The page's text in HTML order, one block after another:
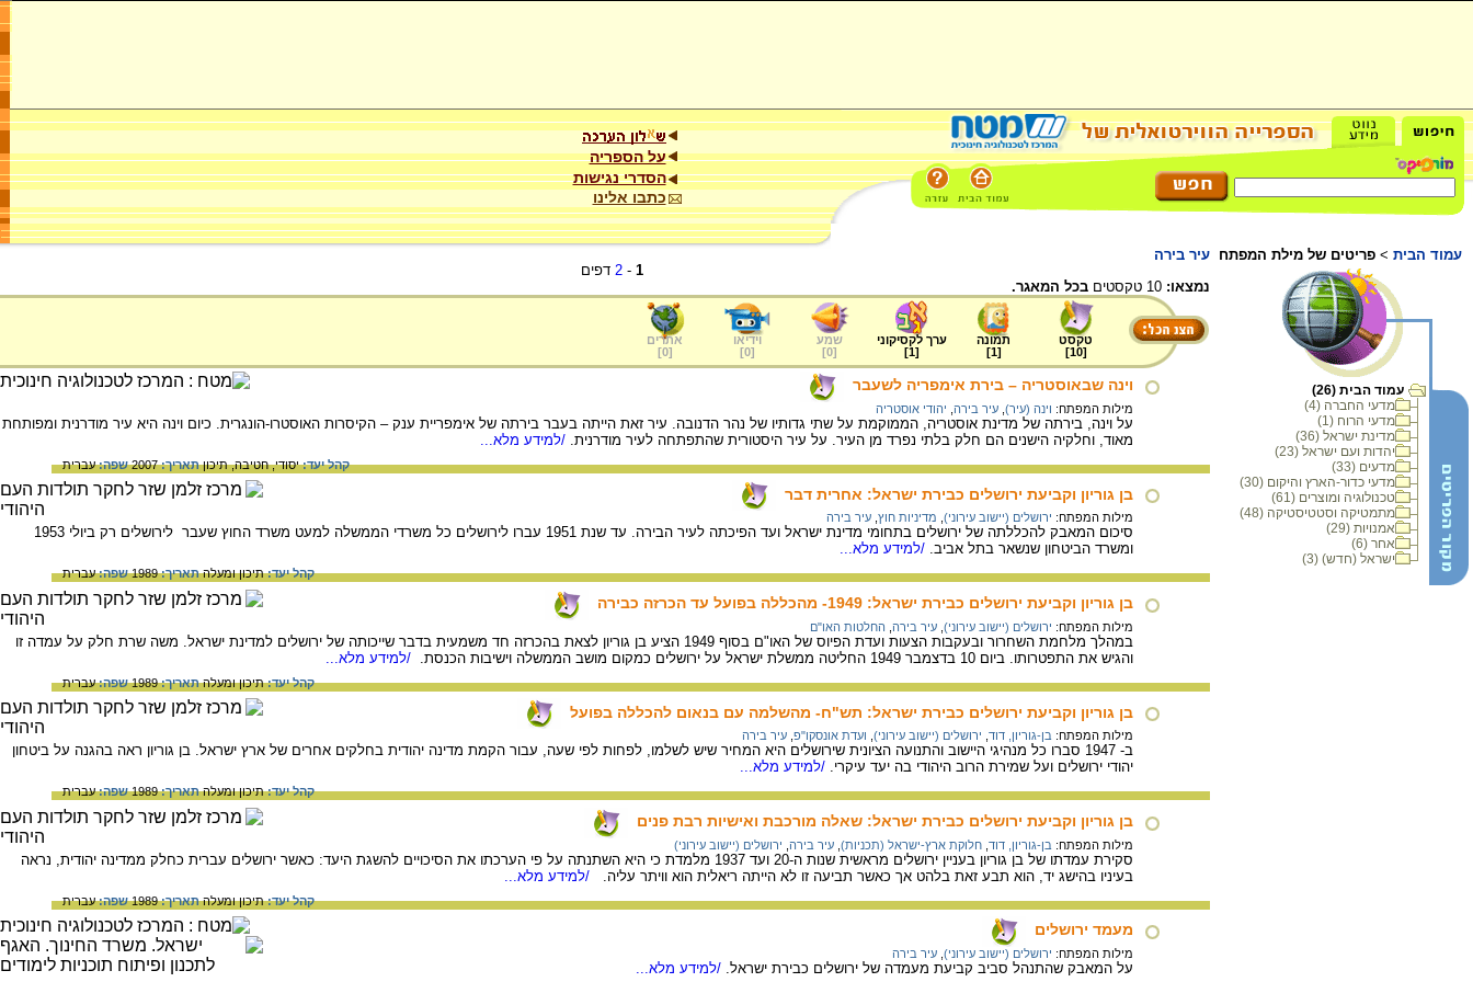
על הספריה
הסדרי נגישות
כתבו אלינו
עמוד הבית > פריטים של מילת המפתח עיר בירה
עמוד הבית (26)
מדעי החברה (4)
מדעי הרוח (1)
מדינת ישראל (36)
יהדות ועם ישראל (23)
מדעים (33)
מדעי כדור-הארץ והיקום (30)
טכנולוגיה ומוצרים (61)
מתמטיקה וסטטיסטיקה (48)
אמנויות (29)
אחר (6)
ישראל (חדש) (3)
1
-
2 דפים
נמצאו:
בכל המאגר.
טקסט
[
10
]
תמונה
[
1
]
ערך לקסיקוני
[
1
]
שמע
[
0
]
וידיאו
[
0
]
אתרים
[
0
]
וינה שבאוסטריה – בירת אימפריה לשעבר
מילות המפתח: וינה (עיר) עיר בירה יהודי אוסטריה
על וינה, בירתה של מדינת אוסטריה, הממוקמת על שתי גדותיו של נהר הדנובה. עיר זאת הייתה בעבר בירתה של אימפריית ענק – הקיסרות האוסטרו-הונגרית. כיום וינה היא עיר מודרנית ומפותחת
מאוד, וחלקיה הישנים הם חלק בלתי נפרד מן העיר. על עיר היסטורית שהתפתחה לעיר מודרנית. /למידע מלא...
קהל יעד:יסודי,חטיבה,תיכוןתאריך:2007 שפה:עברית
בן גוריון וקביעת ירושלים כבירת ישראל: אחרית דבר
מילות המפתח: ירושלים (יישוב עירוני) מדיניות חוץ עיר בירה
סיכום המאבק להכללתה של ירושלים בתחומי מדינת ישראל ועד הפיכתה לעיר הבירה. עד שנת 1951 עברו לירושלים כל משרדי הממשלה למעט משרד החוץ שעבר לירושלים רק ביולי 1953
ומשרד הביטחון שנשאר בתל אביב. /למידע מלא...
קהל יעד:תיכון ומעלהתאריך:1989 שפה:עברית
בן גוריון וקביעת ירושלים כבירת ישראל: 1949- מהכללה בפועל עד הכרזה כבירה
מילות המפתח: ירושלים (יישוב עירוני) עיר בירה החלטות האו"ם
במהלך מלחמת השחרור ובעקבות הצעות ועדת הפיוס של האו"ם בסוף 1949 הציע בן גוריון לצאת בהכרזה חד משמעית בדבר שייכותה של ירושלים למדינת ישראל. משה שרת חלק על עמדה זו
והגיש את התפטרותו. ביום 10 בדצמבר 1949 החליטה ממשלת ישראל על ירושלים כמקום מושב הממשלה וישיבות הכנסת.
/למידע מלא...
קהל יעד:תיכון ומעלהתאריך:1989 שפה:עברית
בן גוריון וקביעת ירושלים כבירת ישראל: תש"ח- מהשלמה עם בנאום להכללה בפועל
מילות המפתח: בן-גוריון, דוד ירושלים (יישוב עירוני) ועדת אונסקו"פ עיר בירה
ב- 1947 סברו כל מנהיגי היישוב והתנועה הציונית שירושלים היא המחיר שיש לשלמו, לפחות לפי שעה, עבור הקמת מדינה יהודית בחלקים אחרים של ארץ ישראל. בן גוריון ראה בהגנה על ביטחון
יהודי ירושלים ועל שמירת הרוב היהודי בה יעד עיקרי. /למידע מלא...
קהל יעד:תיכון ומעלהתאריך:1989 שפה:עברית
בן גוריון וקביעת ירושלים כבירת ישראל: שאלה מורכבת ואישיות רבת פנים
מילות המפתח: בן-גוריון, דוד חלוקת ארץ-ישראל (תכניות) עיר בירה ירושלים (יישוב עירוני)
סקירת עמדתו של בן גוריון בעניין ירושלים מראשית שנות ה-20 ועד 1937 מלמדת כי היא השתנתה על פי הערכתו את הסיכויים להשגת היעד: כאשר ירושלים עברית כחלק ממדינה יהודית, נראה
בעיניו בהישג יד, הוא תבע זאת בלהט אך כאשר תביעה זו לא הייתה ריאלית הוא וויתר עליה.
/למידע מלא...
קהל יעד:תיכון ומעלהתאריך:1989 שפה:עברית
מעמד ירושלים
מילות המפתח: ירושלים (יישוב עירוני) עיר בירה
על המאבק שהתנהל סביב קביעת מעמדה של ירושלים כבירת ישראל. /למידע מלא...